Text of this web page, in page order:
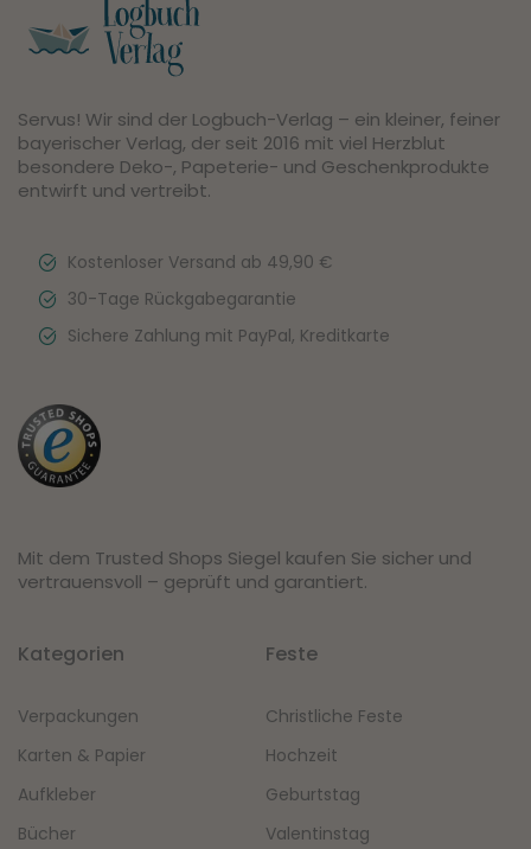
Servus! Wir sind der Logbuch-Verlag – ein kleiner, feiner
bayerischer Verlag, der seit 2016 mit viel Herzblut
besondere Deko-, Papeterie- und Geschenkprodukte
entwirft und vertreibt.
Kostenloser Versand ab 49,90 €
30-Tage Rückgabegarantie
Sichere Zahlung mit PayPal, Kreditkarte
Mit dem Trusted Shops Siegel kaufen Sie sicher und
vertrauensvoll – geprüft und garantiert.
Kategorien
Verpackungen
Karten & Papier
Aufkleber
Bücher
Feste
Christliche Feste
Hochzeit
Geburtstag
Valentinstag